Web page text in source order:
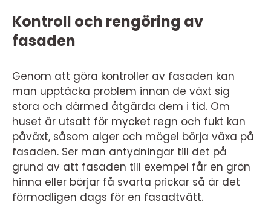
Kontroll och rengöring av
fasaden
Genom att göra kontroller av fasaden kan
man upptäcka problem innan de växt sig
stora och därmed åtgärda dem i tid. Om
huset är utsatt för mycket regn och fukt kan
påväxt, såsom alger och mögel börja växa på
fasaden. Ser man antydningar till det på
grund av att fasaden till exempel får en grön
hinna eller börjar få svarta prickar så är det
förmodligen dags för en fasadtvätt.